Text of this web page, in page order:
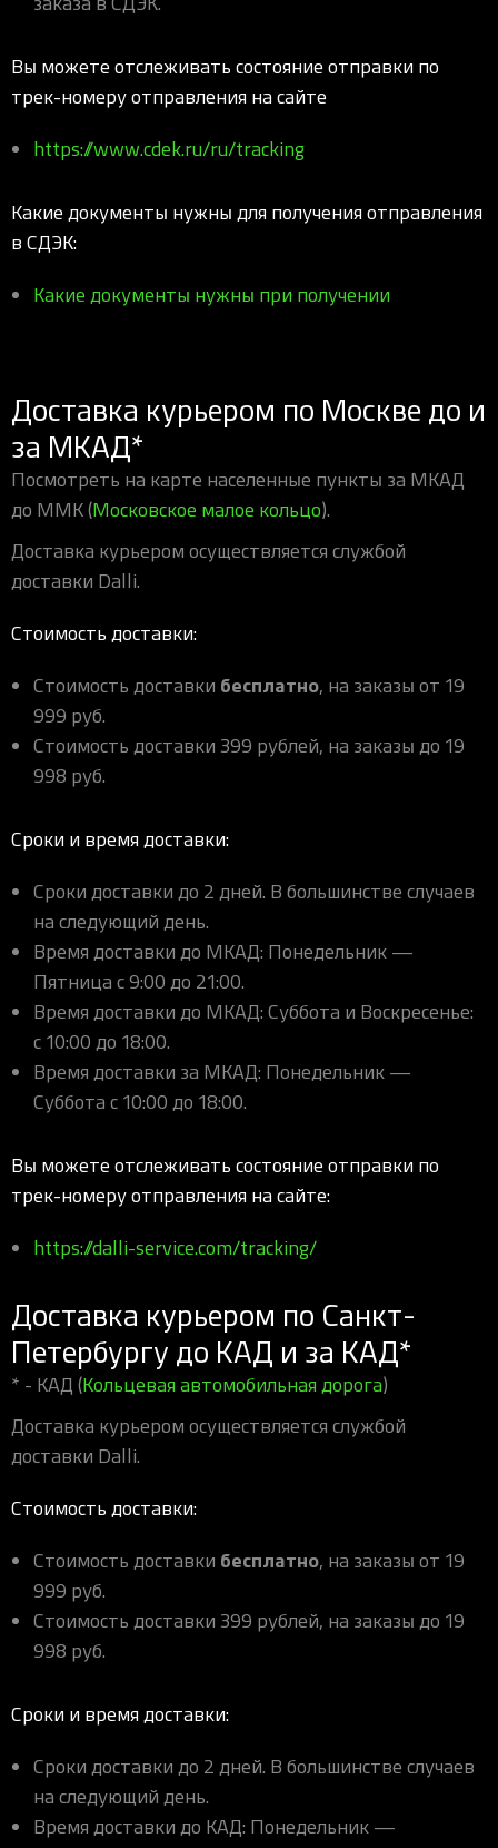
Вы можете отслеживать состояние отправки по
трек-номеру отправления на сайте
https://www.cdek.ru/ru/tracking
Какие документы нужны для получения отправления
в СДЭК:
Какие документы нужны при получении
Доставка курьером по Москве до и
за МКАД*
Посмотреть на карте населенные пункты за МКАД
до ММК (Московское малое кольцо).
Доставка курьером осуществляется службой
доставки Dalli.
Стоимость доставки:
Стоимость доставки бесплатно, на заказы от 19
999 руб.
Стоимость доставки 399 рублей, на заказы до 19
998 руб.
Сроки и время доставки:
Сроки доставки до 2 дней. В большинстве случаев
на следующий день.
Время доставки до МКАД: Понедельник —
Пятница с 9:00 до 21:00.
Время доставки до МКАД: Суббота и Воскресенье:
с 10:00 до 18:00.
Время доставки за МКАД: Понедельник —
Суббота с 10:00 до 18:00.
Вы можете отслеживать состояние отправки по
трек-номеру отправления на сайте:
https://dalli-service.com/tracking/
Доставка курьером по Санкт-
Петербургу до КАД и за КАД*
* - КАД (Кольцевая автомобильная дорога)
Доставка курьером осуществляется службой
доставки Dalli.
Стоимость доставки:
Стоимость доставки бесплатно, на заказы от 19
999 руб.
Стоимость доставки 399 рублей, на заказы до 19
998 руб.
Сроки и время доставки:
Сроки доставки до 2 дней. В большинстве случаев
на следующий день.
Время доставки до КАД: Понедельник —